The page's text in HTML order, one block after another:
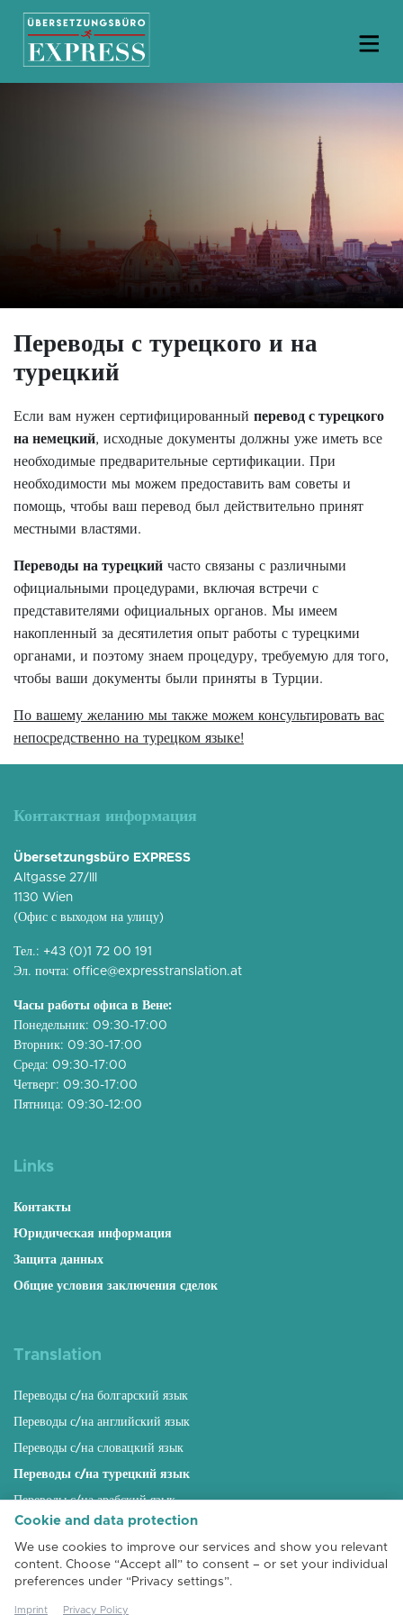
Переводы с турецкого и на
турецкий
Если вам нужен сертифицированный перевод с турецкого
на немецкий, исходные документы должны уже иметь все
необходимые предварительные сертификации. При
необходимости мы можем предоставить вам советы и
помощь, чтобы ваш перевод был действительно принят
местными властями.
Переводы на турецкий часто связаны с различными
официальными процедурами, включая встречи с
представителями официальных органов. Мы имеем
накопленный за десятилетия опыт работы с турецкими
органами, и поэтому знаем процедуру, требуемую для того,
чтобы ваши документы были приняты в Турции.
По вашему желанию мы также можем консультировать вас
непосредственно на турецком языке!
Контактная информация
Übersetzungsbüro EXPRESS
Altgasse 27/III
1130 Wien
(Офис с выходом на улицу)
Тел.: +43 (0)1 72 00 191
Эл. почта: office@expresstranslation.at
Часы работы офиса в Вене:
Понедельник: 09:30-17:00
Вторник: 09:30-17:00
Среда: 09:30-17:00
Четверг: 09:30-17:00
Пятница: 09:30-12:00
Links
Контакты
Юридическая информация
Защита данных
Общие условия заключения сделок
Translation
Переводы с/на болгарский язык
Переводы с/на английский язык
Переводы с/на словацкий язык
Переводы с/на турецкий язык
Переводы с/на арабский язык
Переводы с/на русский язык
Переводы с/на венгерский язык
Переводы с/на румынский язык
Переводы с/на албанский язык
Cookie and data protection
We use cookies to improve our services and show you relevant
content. Choose “Accept all” to consent – or set your individual
preferences under “Privacy settings”.
Imprint Privacy Policy